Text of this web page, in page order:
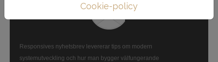
Responsives nyhetsbrev levererar tips om modern
systemutveckling och hur man bygger välfungerande
Cookie-policy